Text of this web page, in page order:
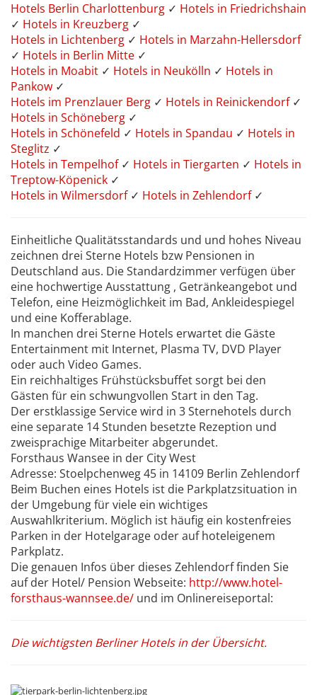
Hotels Berlin Charlottenburg ✓ Hotels in Friedrichshain
✓ Hotels in Kreuzberg ✓
Hotels in Lichtenberg ✓ Hotels in Marzahn-Hellersdorf
✓ Hotels in Berlin Mitte ✓
Hotels in Moabit ✓ Hotels in Neukölln ✓ Hotels in
Pankow ✓
Hotels im Prenzlauer Berg ✓ Hotels in Reinickendorf ✓
Hotels in Schöneberg ✓
Hotels in Schönefeld ✓ Hotels in Spandau ✓ Hotels in
Steglitz ✓
Hotels in Tempelhof ✓ Hotels in Tiergarten ✓ Hotels in
Treptow-Köpenick ✓
Hotels in Wilmersdorf ✓ Hotels in Zehlendorf✓
Einheitliche Qualitätsstandards und und hohes Niveau
zeichnen drei Sterne Hotels bzw Pensionen in
Deutschland aus. Die Standardzimmer verfügen über
eine hochwertige Ausstattung , Getränkeangebot und
Telefon, eine Heizmöglichkeit im Bad, Ankleidespiegel
und eine Kofferablage.
In manchen drei Sterne Hotels erwartet die Gäste
Entertainment mit Internet, Plasma TV, DVD Player
oder auch Video Games.
Ein reichhaltiges Frühstücksbuffet sorgt bei den
Gästen für ein schwungvollen Start in den Tag.
Der erstklassige Service wird in 3 Sternehotels durch
eine separate 14 Stunden besetzte Rezeption und
zweisprachige Mitarbeiter abgerundet.
Forsthaus Wansee in der City West
Adresse: Stoelpchenweg 45 in 14109 Berlin Zehlendorf
Beim Buchen eines Hotels ist die Parkplatzsituation in
der Umgebung für viele ein wichtiges
Auswahlkriterium. Möglich ist häufig ein kostenfreies
Parken in der Hotelgarage oder auf hoteleigenem
Parkplatz.
Die genauen Infos über dieses Zehlendorf finden Sie
auf der Hotel/ Pension Webseite: http://www.hotel-
forsthaus-wannsee.de/ und im Onlinereiseportal:
Die wichtigsten Berliner Hotels in der Übersicht.